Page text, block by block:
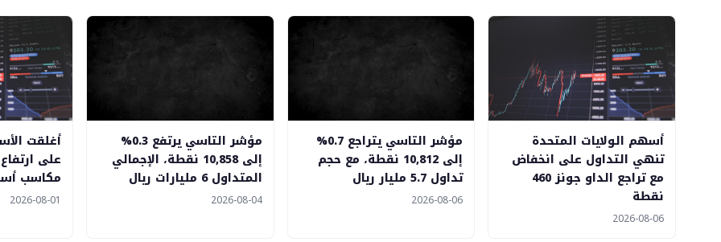
أسهم الولايات المتحدة
تنهي التداول على انخفاض
مع تراجع الداو جونز 460
نقطة
2026-08-06
مؤشر التاسي يتراجع 0.7%
إلى 10,812 نقطة، مع حجم
تداول 5.7 مليار ريال
2026-08-06
مؤشر التاسي يرتفع 0.3%
إلى 10,858 نقطة، الإجمالي
المتداول 6 مليارات ريال
2026-08-04
أغلقت
على
مكاسب
2026-08-01